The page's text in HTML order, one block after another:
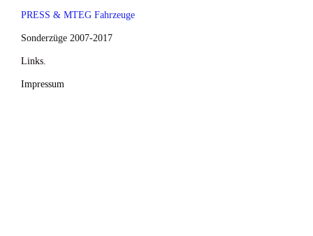
PRESS & MTEG Fahrzeuge
Sonderzüge 2007-2017
Links.
Impressum